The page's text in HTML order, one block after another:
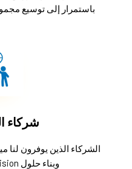
باستمرار إلى توسيع
شركاء
الشركاء الذين يوفرون لنا
وبناء حلول Envision على أساسها.